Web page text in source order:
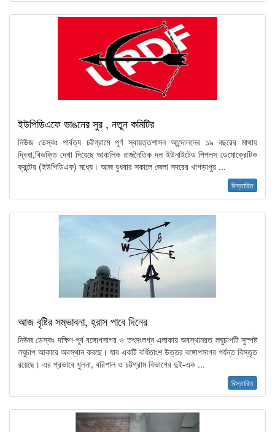
ইউপিডিএফে ভাঙনের সুর , নতুন কমিটির
নিউজ ডেস্কঃ পার্বত্য চট্টগ্রামে পূর্ণ স্বায়ত্তশাসন আন্দোলনের ১৯ বছরের মাথায়
দ্বিধা,বিভক্তি দেখা দিয়েছে আঞ্চলিক রাজনৈতিক দল ইউনাইটেড পিপলস ডেমোক্রেটিক
ফ্রন্টের (ইউপিডিএফ) মধ্যে। আজ বুধবার সকালে জেলা সদরের খাগড়াপুর ...
বিস্তারিত
আজ বৃষ্টির সম্ভাবনা, হ্রাস পাবে দিনের
নিউজ ডেস্কঃ দক্ষিণ-পূর্ব বঙ্গোপসাগর ও তৎসংলগ্ন এলাকায় অবস্থানরত লঘুচাপটি সুস্পষ্ট
লঘুচাপ আকারে অবস্থান করছে। যার একটি বর্ধিতাংশ উত্তর বঙ্গোপসাগর পর্যন্ত বিস্তৃত
রয়েছে। এর প্রভাবে খুলনা, বরিশাল ও চট্টগ্রাম বিভাগের দুই-এক ...
বিস্তারিত